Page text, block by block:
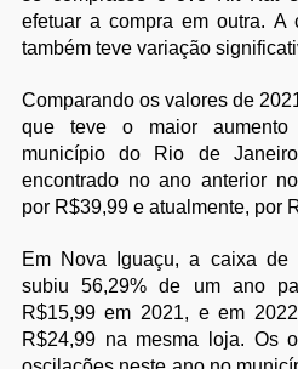
efetuar a compra em outra. A
também teve variação
Comparando os valores de
que teve o maior
município do Rio de
encontrado no ano anterior
por R$39,99 e atualmente, por
Em Nova Iguaçu, a caixa de
subiu 56,29% de um ano
R$15,99 em 2021, e em
R$24,99 na mesma loja. Os